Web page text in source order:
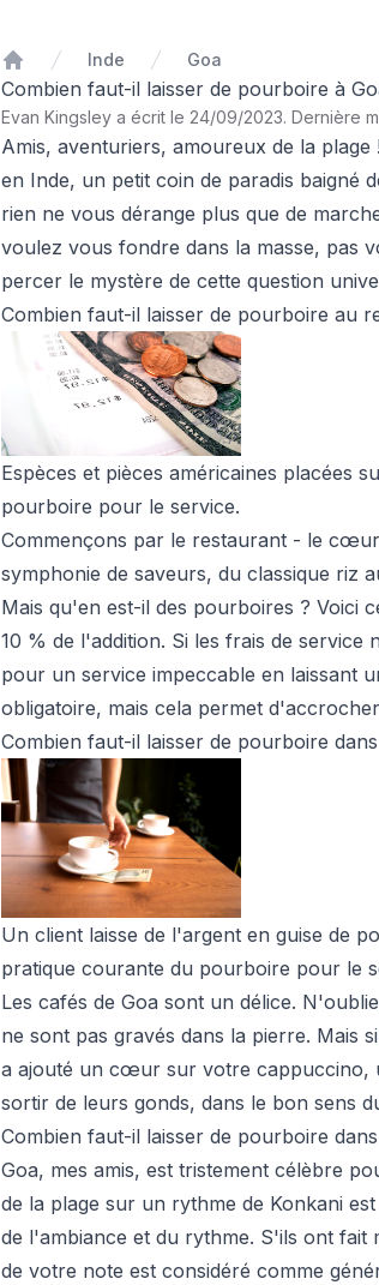
Accueil
Inde Goa
Combien faut-il laisser de pourboire à
Evan Kingsley a écrit le 24/09/2023. Dernière
Amis, aventuriers, amoureux de la
en Inde, un petit coin de paradis baigné
rien ne vous dérange plus que de
voulez vous fondre dans la masse, pas
percer le mystère de cette question
Combien faut-il laisser de pourboire au
Espèces et pièces américaines placées
pourboire pour le service.
Commençons par le restaurant - le
symphonie de saveurs, du classique riz
Mais qu'en est-il des pourboires ? Voici
10 % de l'addition. Si les frais de
pour un service impeccable en laissant
obligatoire, mais cela permet
Combien faut-il laisser de pourboire
Un client laisse de l'argent en guise de
pratique courante du pourboire pour le
Les cafés de Goa sont un délice.
ne sont pas gravés dans la pierre. Mais
a ajouté un cœur sur votre cappuccino,
sortir de leurs gonds, dans le bon sens
Combien faut-il laisser de pourboire
Goa, mes amis, est tristement célèbre
de la plage sur un rythme de Konkani
de l'ambiance et du rythme. S'ils ont
de votre note est considéré comme